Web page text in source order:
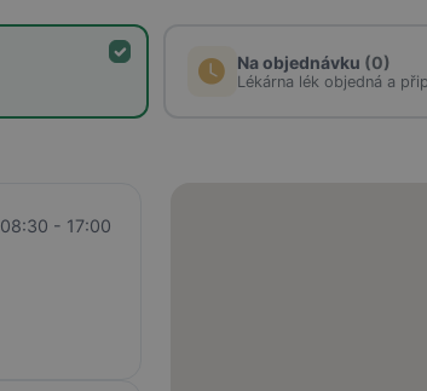
Na objednávku (0)
Lékárna lék objedná a
08:30 - 17:00